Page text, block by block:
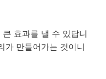
효과를 낼 수 있답니
가 만들어가는 것이니